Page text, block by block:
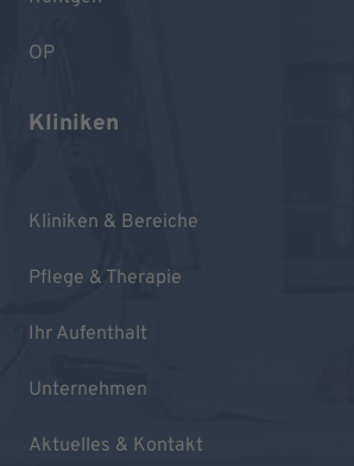
OP
Kliniken
Kliniken & Bereiche
Pflege & Therapie
Ihr Aufenthalt
Unternehmen
Aktuelles & Kontakt